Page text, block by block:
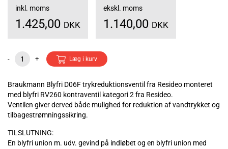
inkl. moms
1.425,00 DKK
ekskl. moms
1.140,00 DKK
- + Læg i kurv
Braukmann Blyfri D06F trykreduktionsventil fra Resideo monteret
med blyfri RV260 kontraventil kategori 2 fra Resideo.
Ventilen giver derved både mulighed for reduktion af vandtrykket og
tilbagestrømningssikring.
TILSLUTNING:
En blyfri union m. udv. gevind på indløbet og en blyfri union med